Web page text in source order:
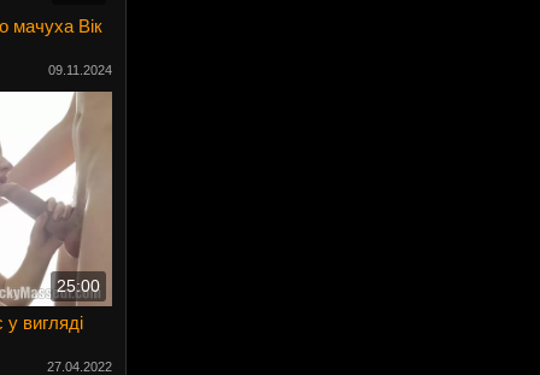
мачуха Вік
09.11.2024
25:00
вигляді
27.04.2022